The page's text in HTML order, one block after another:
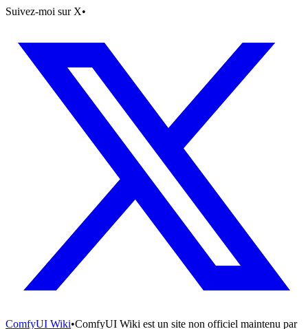
Suivez-moi sur X•
ComfyUI Wiki•ComfyUI Wiki est un site non officiel maintenu par